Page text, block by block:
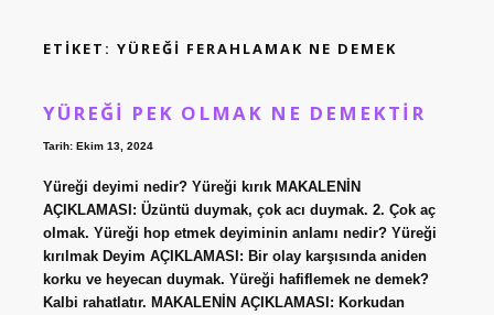
ETIKET: YÜREĞI FERAHLAMAK NE DEMEK
YÜREĞI PEK OLMAK NE DEMEKTIR
Tarih: Ekim 13, 2024
Yüreği deyimi nedir? Yüreği kırık MAKALENİN
AÇIKLAMASI: Üzüntü duymak, çok acı duymak. 2. Çok aç
olmak. Yüreği hop etmek deyiminin anlamı nedir? Yüreği
kırılmak Deyim AÇIKLAMASI: Bir olay karşısında aniden
korku ve heyecan duymak. Yüreği hafiflemek ne demek?
Kalbi rahatlatır. MAKALENİN AÇIKLAMASI: Korkudan